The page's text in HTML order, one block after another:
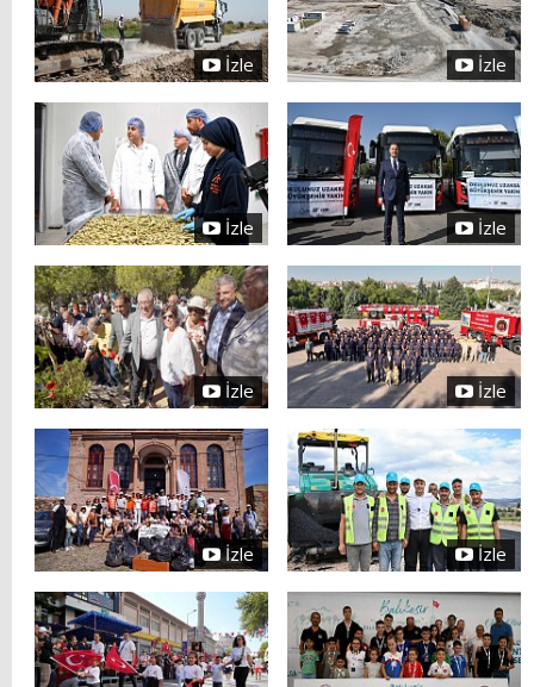
İzle İzle
İzle İzle
İzle İzle
İzle İzle